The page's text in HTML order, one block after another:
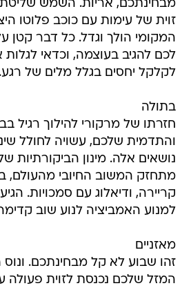
מבחינתכם, אריות. השמש
זוית של עימות עם כוכב פלוטו
המקומי הולך וגדל. כל דבר קטן
לכם להגיב בעוצמה, וכדאי לגלות
לקלקל יחסים בגלל מלים של רגע.
בתולה
חזרתו של מרקורי להילוך רגיל
והתדמית שלכם, עשויה לחולל
נושאים אלה. מינון הביקורתיות
מתחזק המשוב החיובי מהעולם,
קריירה, ודיאלוג עם סמכויות.
למנוע האמביציה לנוע שוב
מאזניים
זהו שבוע לא קל מבחינתכם.
המזל שלכם נכנסת לזוית